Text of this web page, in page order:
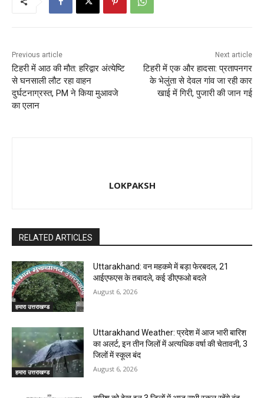
Previous article
टिहरी में आठ की मौत: हरिद्वार अंत्येष्टि
से घनसाली लौट रहा वाहन
दुर्घटनाग्रस्त, PM ने किया मुआवजे
का एलान
Next article
टिहरी में एक और हादसा: प्रतापनगर
के भेलुंता से देवल गांव जा रही कार
खाई में गिरी, पुजारी की जान गई
LOKPAKSH
RELATED ARTICLES
हमारा उत्तराखण्ड
Uttarakhand: वन महकमे में बड़ा फेरबदल, 21
आईएफएस के तबादले, कई डीएफओ बदले
August 6, 2026
हमारा उत्तराखण्ड
Uttarakhand Weather: प्रदेश में आज भारी बारिश
का अलर्ट, इन तीन जिलों में अत्यधिक वर्षा की चेतावनी, 3
जिलों में स्कूल बंद
August 6, 2026